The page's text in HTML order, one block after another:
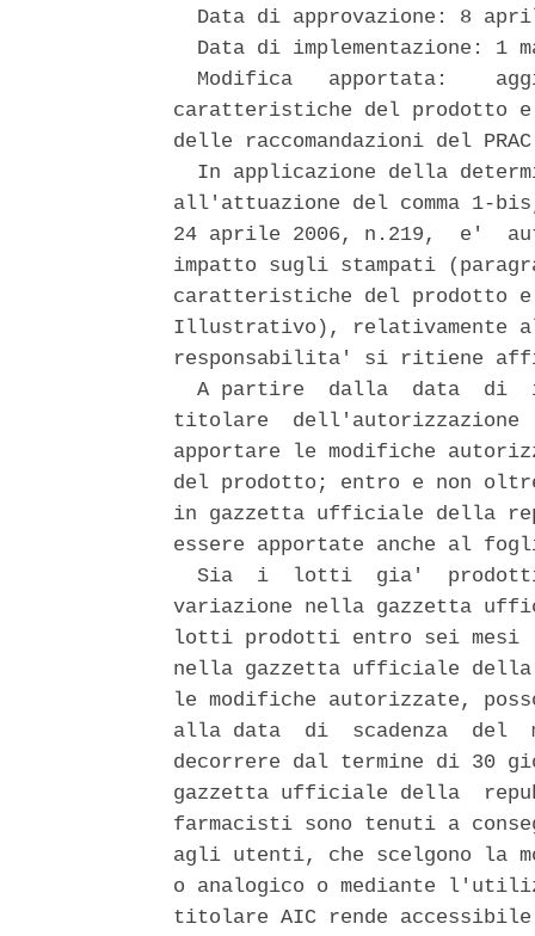
Data di approvazione: 8
Data di implementazione: 1
Modifica   apportata:
caratteristiche del
delle raccomandazioni del
In applicazione della
all'attuazione del comma 1-
24 aprile 2006, n.219,  e'
impatto sugli stampati
caratteristiche del prodotto
Illustrativo), relativamente
responsabilita' si ritiene
A partire  dalla  data  di
titolare  dell'autorizzazione
apportare le modifiche
del prodotto; entro e non
in gazzetta ufficiale della
essere apportate anche al
Sia  i  lotti  gia'
variazione nella gazzetta
lotti prodotti entro sei mesi
nella gazzetta ufficiale
le modifiche autorizzate,
alla data  di  scadenza  del
decorrere dal termine di 30
gazzetta ufficiale della
farmacisti sono tenuti a
agli utenti, che scelgono la
o analogico o mediante
titolare AIC rende